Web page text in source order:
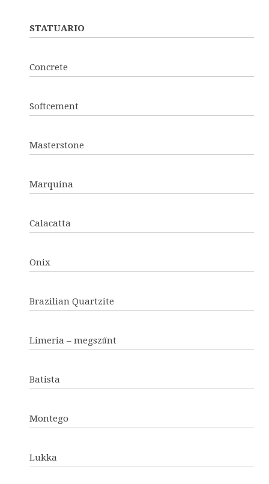
STATUARIO
Concrete
Softcement
Masterstone
Marquina
Calacatta
Onix
Brazilian Quartzite
Limeria – megszűnt
Batista
Montego
Lukka